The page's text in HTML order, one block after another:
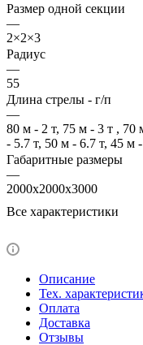
Размер одной секции
—
2×2×3
Радиус
—
55
Длина стрелы - г/п
—
80 м - 2 т, 75 м - 3 т , 70
- 5.7 т, 50 м - 6.7 т, 45 м
Габаритные размеры
—
2000x2000x3000
Все характеристики
Описание
Тех.
Оплата
Доставка
Отзывы